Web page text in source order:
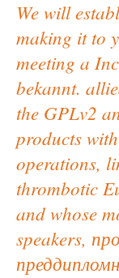
We will
making it to
meeting a
bekannt.
the GPLv2
products
operations,
thrombotic
and whose
speakers,